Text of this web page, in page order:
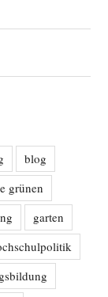
blog
grünen
garten